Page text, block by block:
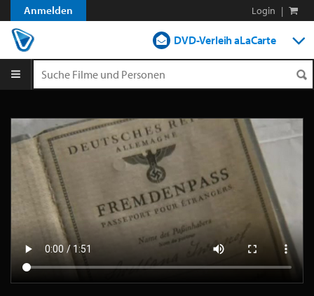
Anmelden Login |
DVD-Verleih aLaCarte
Shop